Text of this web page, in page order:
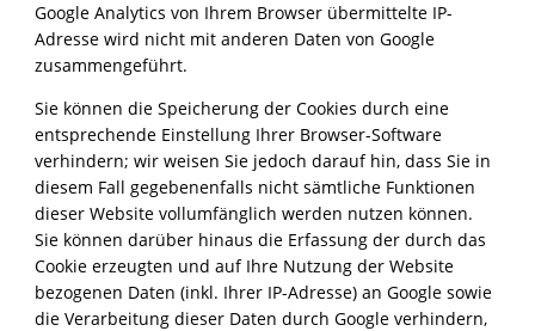
Google Analytics von Ihrem Browser übermittelte IP-
Adresse wird nicht mit anderen Daten von Google
zusammengeführt.
Sie können die Speicherung der Cookies durch eine
entsprechende Einstellung Ihrer Browser-Software
verhindern; wir weisen Sie jedoch darauf hin, dass Sie in
diesem Fall gegebenenfalls nicht sämtliche Funktionen
dieser Website vollumfänglich werden nutzen können.
Sie können darüber hinaus die Erfassung der durch das
Cookie erzeugten und auf Ihre Nutzung der Website
bezogenen Daten (inkl. Ihrer IP-Adresse) an Google sowie
die Verarbeitung dieser Daten durch Google verhindern,